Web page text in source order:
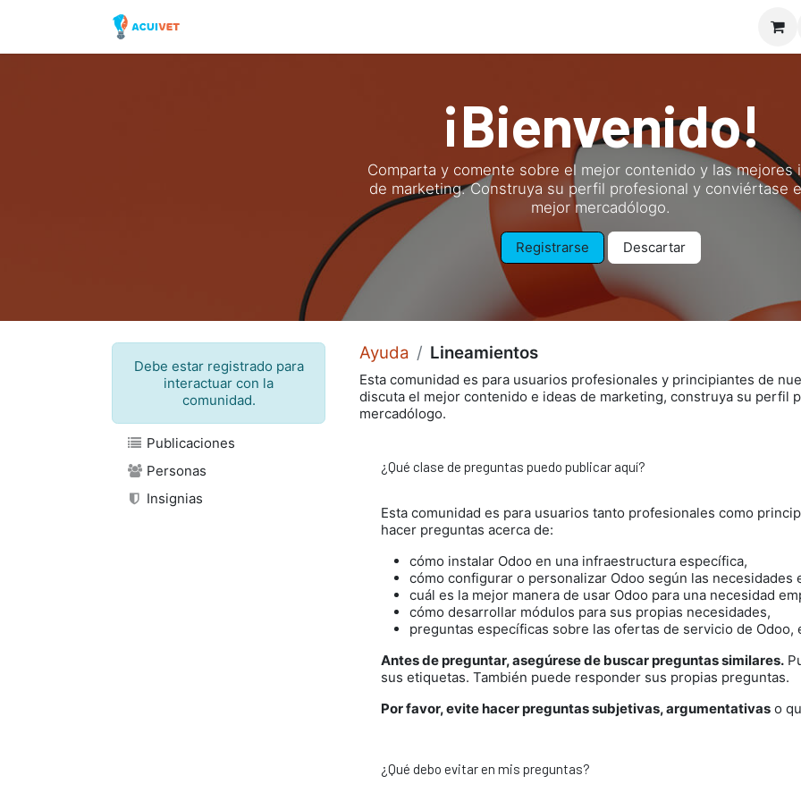
¡Bienvenido!
Comparta y comente sobre el mejor contenido y las mejores
de marketing. Construya su perfil profesional y conviértase
mejor mercadólogo.
Registrarse Descartar
Debe estar registrado para
interactuar con la
comunidad.
Publicaciones
Personas
Insignias
Ayuda Lineamientos
Esta comunidad es para usuarios profesionales y principiantes de
discuta el mejor contenido e ideas de marketing, construya su perfil
mercadólogo.
¿Qué clase de preguntas puedo publicar aquí?
Esta comunidad es para usuarios tanto profesionales como
hacer preguntas acerca de:
cómo instalar Odoo en una infraestructura específica,
cómo configurar o personalizar Odoo según las necesidades
cuál es la mejor manera de usar Odoo para una necesidad
cómo desarrollar módulos para sus propias necesidades,
preguntas específicas sobre las ofertas de servicio de Odoo,
Antes de preguntar, asegúrese de buscar preguntas similares.
sus etiquetas. También puede responder sus propias preguntas.
Por favor, evite hacer preguntas subjetivas, argumentativas o
¿Qué debo evitar en mis preguntas?